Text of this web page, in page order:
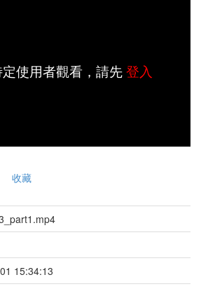
使用者觀看，請先登入
收藏
15:34:13